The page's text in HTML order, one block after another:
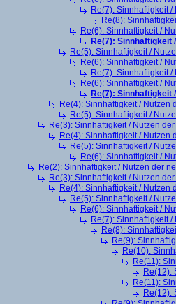
Re(7): Sinnhaftigkeit
Re(8):
Re(6): Sinnhaftigkeit /
Re(7): Sinnhaftigkeit
Re(5): Sinnhaftigkeit /
Re(6): Sinnhaftigkeit /
Re(7): Sinnhaftigkeit
Re(6): Sinnhaftigkeit /
Re(7): Sinnhaftigkeit
Re(4): Sinnhaftigkeit / Nutzen
Re(5): Sinnhaftigkeit /
Re(3): Sinnhaftigkeit / Nutzen
Re(4): Sinnhaftigkeit / Nutzen
Re(5): Sinnhaftigkeit /
Re(6): Sinnhaftigkeit /
Re(2): Sinnhaftigkeit / Nutzen der
Re(3): Sinnhaftigkeit / Nutzen
Re(4): Sinnhaftigkeit / Nutzen
Re(5): Sinnhaftigkeit /
Re(6): Sinnhaftigkeit /
Re(7): Sinnhaftigkeit
Re(8):
Re(9):
Re(10):
Re(11):
Re(12):
Re(11):
Re(12):